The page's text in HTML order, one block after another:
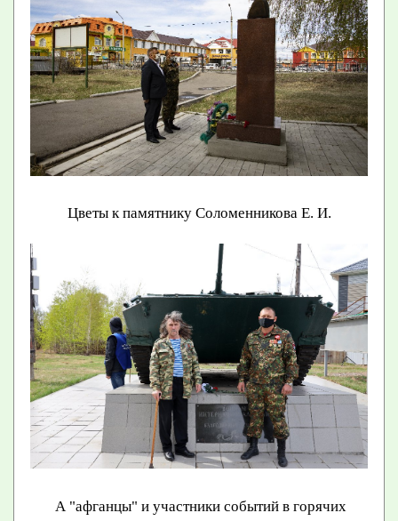
Цветы к памятнику Соломенникова Е. И.
А "афганцы" и участники событий в горячих